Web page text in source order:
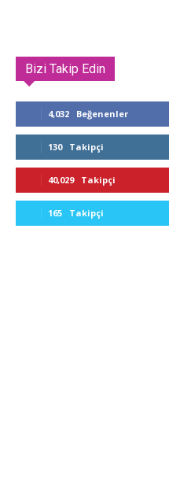
Bizi Takip Edin
4,032 Beğenenler
130 Takipçi
40,029 Takipçi
165 Takipçi